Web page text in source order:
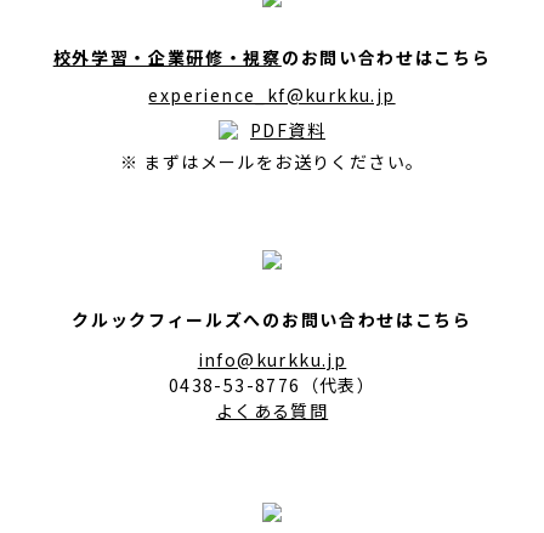
校外学習・企業研修・視察のお問い合わせはこちら
experience_kf@kurkku.jp
PDF資料
※ まずはメールをお送りください。
クルックフィールズへのお問い合わせはこちら
info@kurkku.jp
0438-53-8776（代表）
よくある質問